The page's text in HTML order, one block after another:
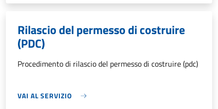
Rilascio del permesso di costruire
(PDC)
Procedimento di rilascio del permesso di costruire (pdc)
VAI AL SERVIZIO